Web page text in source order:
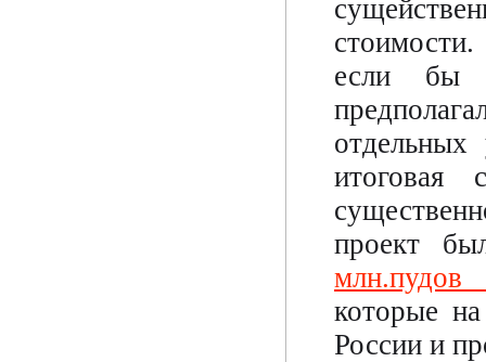
если бы
итоговая
проект
которые
России и